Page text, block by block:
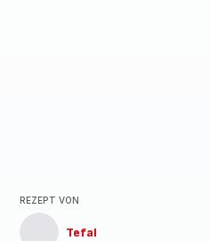
REZEPT VON
Tefal